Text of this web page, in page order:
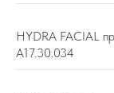
HYDRA FACIAL
А17.30.034
Hydrafacial —
Выбор звёзд